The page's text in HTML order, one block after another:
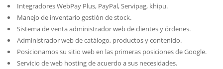
Integradores WebPay Plus, PayPal, Servipag, khipu.
Manejo de inventario gestión de stock.
Sistema de venta administrador web de clientes y órdenes.
Administrador web de catálogo, productos y contenido.
Posicionamos su sitio web en las primeras posiciones de Google.
Servicio de web hosting de acuerdo a sus necesidades.